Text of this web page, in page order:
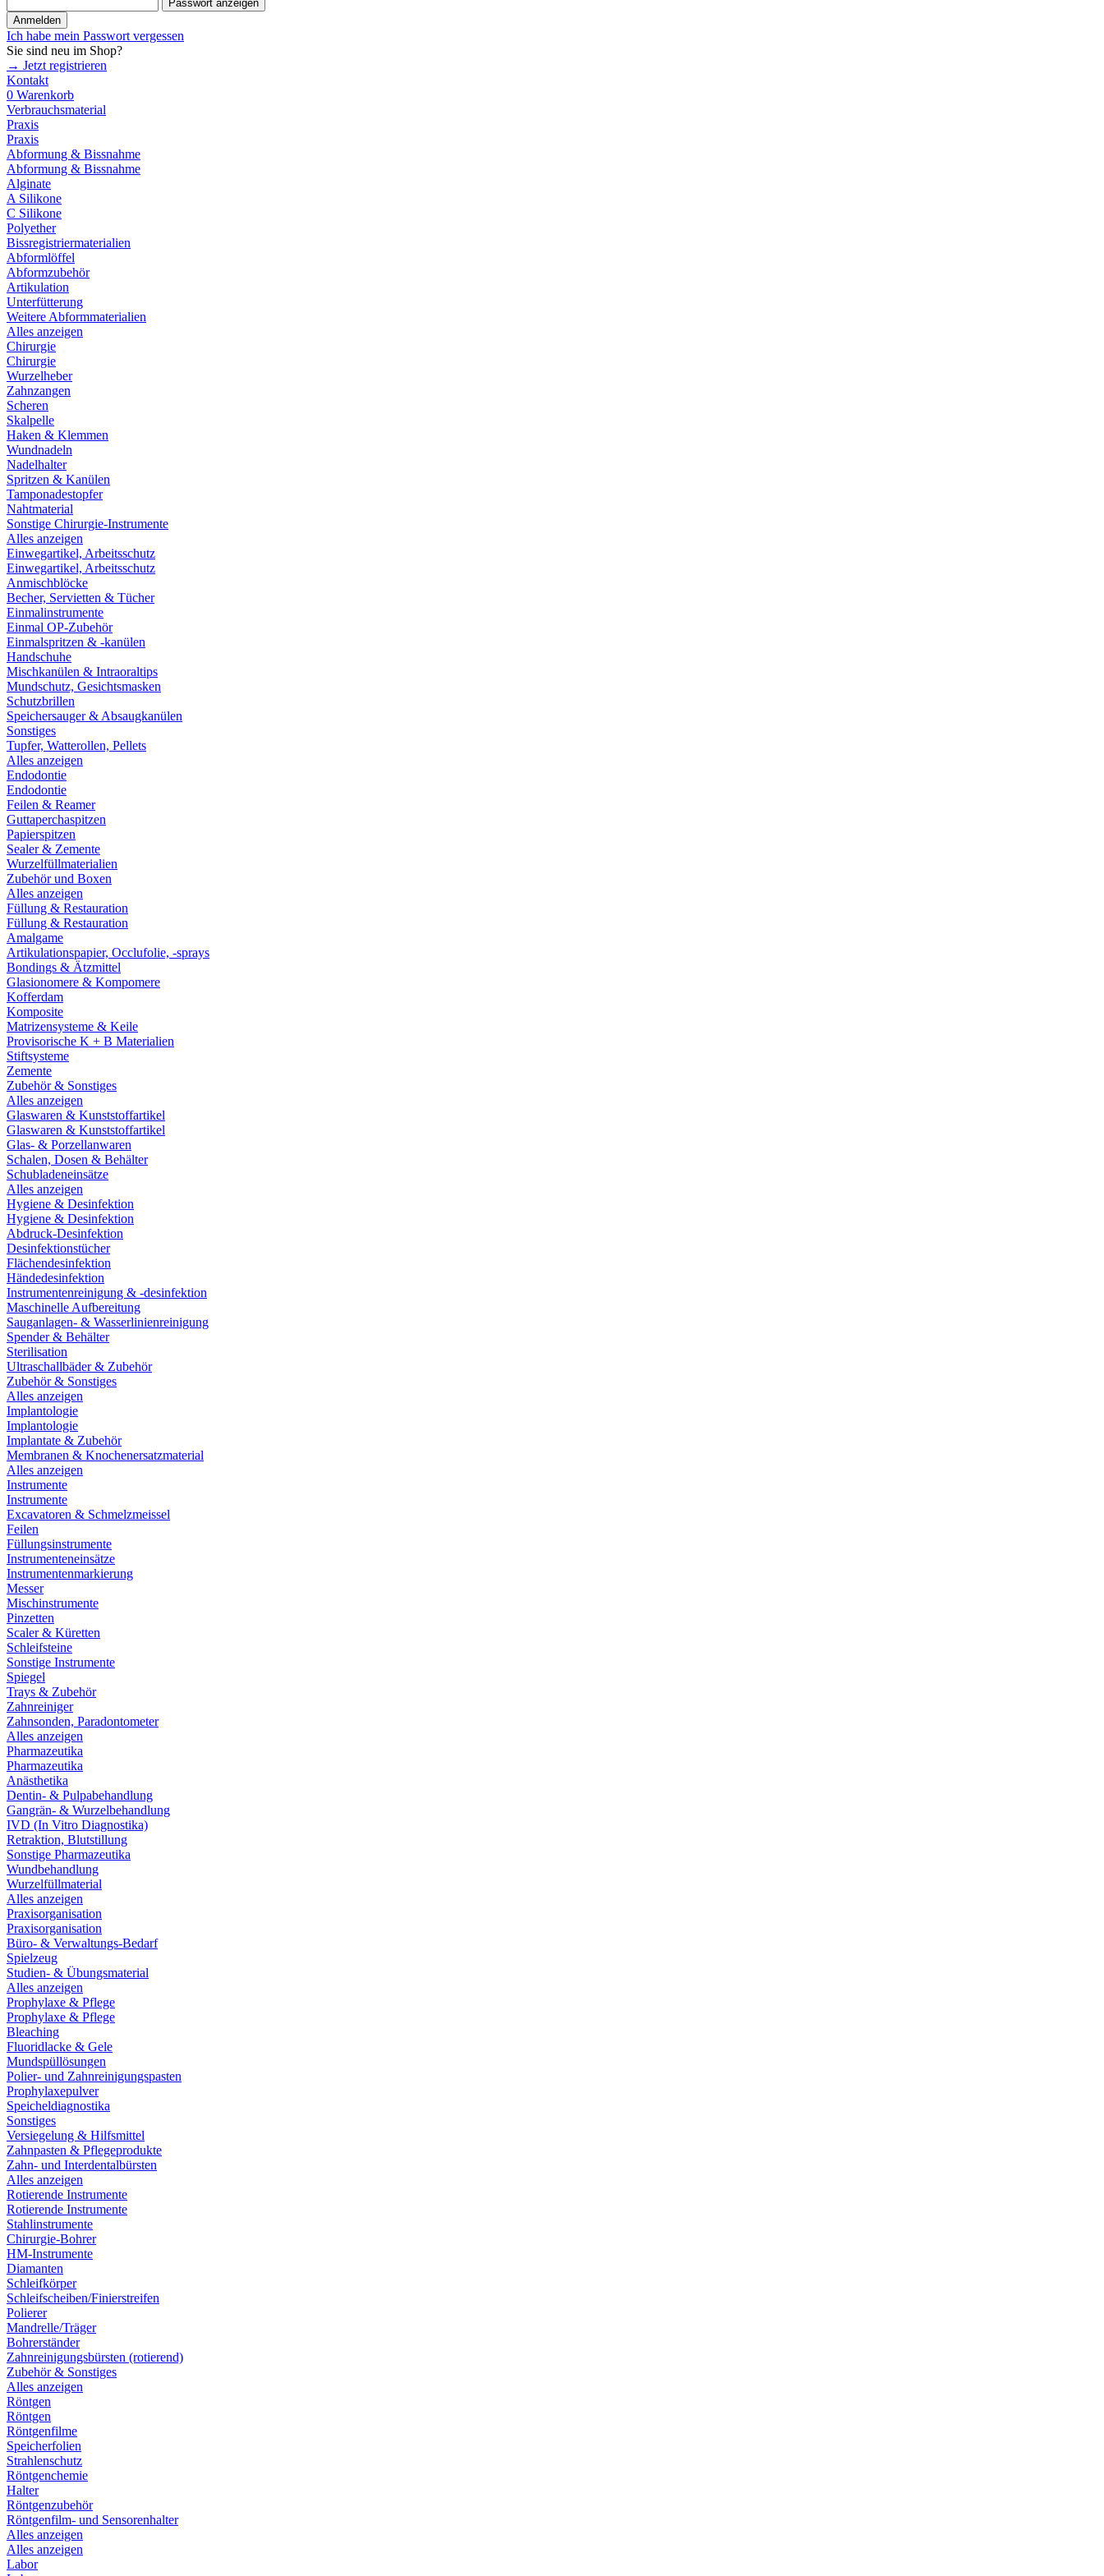
Passwort anzeigen
Anmelden
Ich habe mein Passwort vergessen
Sie sind neu im Shop?
→ Jetzt registrieren
Kontakt
0 Warenkorb
Verbrauchsmaterial
Praxis
Praxis
Abformung & Bissnahme
Abformung & Bissnahme
Alginate
A Silikone
C Silikone
Polyether
Bissregistriermaterialien
Abformlöffel
Abformzubehör
Artikulation
Unterfütterung
Weitere Abformmaterialien
Alles anzeigen
Chirurgie
Chirurgie
Wurzelheber
Zahnzangen
Scheren
Skalpelle
Haken & Klemmen
Wundnadeln
Nadelhalter
Spritzen & Kanülen
Tamponadestopfer
Nahtmaterial
Sonstige Chirurgie-Instrumente
Alles anzeigen
Einwegartikel, Arbeitsschutz
Einwegartikel, Arbeitsschutz
Anmischblöcke
Becher, Servietten & Tücher
Einmalinstrumente
Einmal OP-Zubehör
Einmalspritzen & -kanülen
Handschuhe
Mischkanülen & Intraoraltips
Mundschutz, Gesichtsmasken
Schutzbrillen
Speichersauger & Absaugkanülen
Sonstiges
Tupfer, Watterollen, Pellets
Alles anzeigen
Endodontie
Endodontie
Feilen & Reamer
Guttaperchaspitzen
Papierspitzen
Sealer & Zemente
Wurzelfüllmaterialien
Zubehör und Boxen
Alles anzeigen
Füllung & Restauration
Füllung & Restauration
Amalgame
Artikulationspapier, Occlufolie, -sprays
Bondings & Ätzmittel
Glasionomere & Kompomere
Kofferdam
Komposite
Matrizensysteme & Keile
Provisorische K + B Materialien
Stiftsysteme
Zemente
Zubehör & Sonstiges
Alles anzeigen
Glaswaren & Kunststoffartikel
Glaswaren & Kunststoffartikel
Glas- & Porzellanwaren
Schalen, Dosen & Behälter
Schubladeneinsätze
Alles anzeigen
Hygiene & Desinfektion
Hygiene & Desinfektion
Abdruck-Desinfektion
Desinfektionstücher
Flächendesinfektion
Händedesinfektion
Instrumentenreinigung & -desinfektion
Maschinelle Aufbereitung
Sauganlagen- & Wasserlinienreinigung
Spender & Behälter
Sterilisation
Ultraschallbäder & Zubehör
Zubehör & Sonstiges
Alles anzeigen
Implantologie
Implantologie
Implantate & Zubehör
Membranen & Knochenersatzmaterial
Alles anzeigen
Instrumente
Instrumente
Excavatoren & Schmelzmeissel
Feilen
Füllungsinstrumente
Instrumenteneinsätze
Instrumentenmarkierung
Messer
Mischinstrumente
Pinzetten
Scaler & Küretten
Schleifsteine
Sonstige Instrumente
Spiegel
Trays & Zubehör
Zahnreiniger
Zahnsonden, Paradontometer
Alles anzeigen
Pharmazeutika
Pharmazeutika
Anästhetika
Dentin- & Pulpabehandlung
Gangrän- & Wurzelbehandlung
IVD (In Vitro Diagnostika)
Retraktion, Blutstillung
Sonstige Pharmazeutika
Wundbehandlung
Wurzelfüllmaterial
Alles anzeigen
Praxisorganisation
Praxisorganisation
Büro- & Verwaltungs-Bedarf
Spielzeug
Studien- & Übungsmaterial
Alles anzeigen
Prophylaxe & Pflege
Prophylaxe & Pflege
Bleaching
Fluoridlacke & Gele
Mundspüllösungen
Polier- und Zahnreinigungspasten
Prophylaxepulver
Speicheldiagnostika
Sonstiges
Versiegelung & Hilfsmittel
Zahnpasten & Pflegeprodukte
Zahn- und Interdentalbürsten
Alles anzeigen
Rotierende Instrumente
Rotierende Instrumente
Stahlinstrumente
Chirurgie-Bohrer
HM-Instrumente
Diamanten
Schleifkörper
Schleifscheiben/Finierstreifen
Polierer
Mandrelle/Träger
Bohrerständer
Zahnreinigungsbürsten (rotierend)
Zubehör & Sonstiges
Alles anzeigen
Röntgen
Röntgen
Röntgenfilme
Speicherfolien
Strahlenschutz
Röntgenchemie
Halter
Röntgenzubehör
Röntgenfilm- und Sensorenhalter
Alles anzeigen
Alles anzeigen
Labor